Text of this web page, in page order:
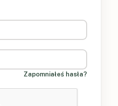
Zapomniałeś hasła?